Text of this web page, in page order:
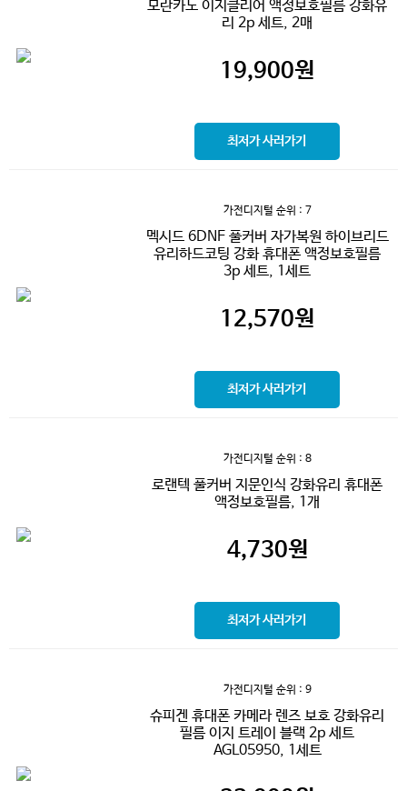
모란카노 이지클리어 액정보호필름 강화유
리 2p 세트, 2매
19,900원
최저가 사러가기
가전디지털 순위 : 7
멕시드 6DNF 풀커버 자가복원 하이브리드
유리하드코팅 강화 휴대폰 액정보호필름
3p 세트, 1세트
12,570원
최저가 사러가기
가전디지털 순위 : 8
로랜텍 풀커버 지문인식 강화유리 휴대폰
액정보호필름, 1개
4,730원
최저가 사러가기
가전디지털 순위 : 9
슈피겐 휴대폰 카메라 렌즈 보호 강화유리
필름 이지 트레이 블랙 2p 세트
AGL05950, 1세트